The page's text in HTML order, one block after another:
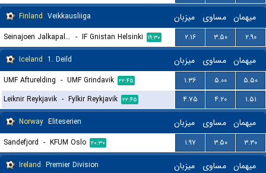
Finland Veikkausliiga میزبان مساوی میهمان
Seinajoen Jalkapallokerho - IF Gnistan Helsinki ۱۹:۳۰ ۲.۱۶ ۳.۵۰
۲.۹۰
Iceland 1. Deild میزبان مساوی میهمان
UMF Afturelding - UMF Grindavik ۲۲:۴۵ ۱.۳۶ ۵.۰۰
۵.۵۰
Leiknir Reykjavik - Fylkir Reykjavik ۲۲:۴۵ ۴.۷۵ ۴.۲۰
۱.۵۱
Norway Eliteserien میزبان مساوی میهمان
Sandefjord - KFUM Oslo ۲۰:۳۰ ۱.۹۷ ۳.۵۰
۳.۳۰
Ireland Premier Division میزبان مساوی میهمان